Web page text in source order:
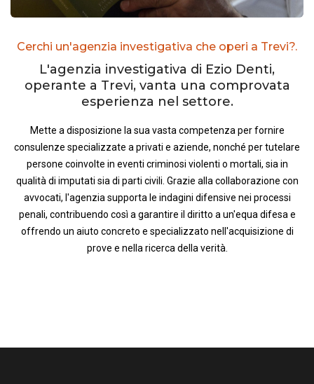
Cerchi un'agenzia investigativa che operi a Trevi?.
L'agenzia investigativa di Ezio Denti,
operante a Trevi, vanta una comprovata
esperienza nel settore.
Mette a disposizione la sua vasta competenza per fornire
consulenze specializzate a privati e aziende, nonché per tutelare
persone coinvolte in eventi criminosi violenti o mortali, sia in
qualità di imputati sia di parti civili. Grazie alla collaborazione con
avvocati, l'agenzia supporta le indagini difensive nei processi
penali, contribuendo così a garantire il diritto a un'equa difesa e
offrendo un aiuto concreto e specializzato nell'acquisizione di
prove e nella ricerca della verità.